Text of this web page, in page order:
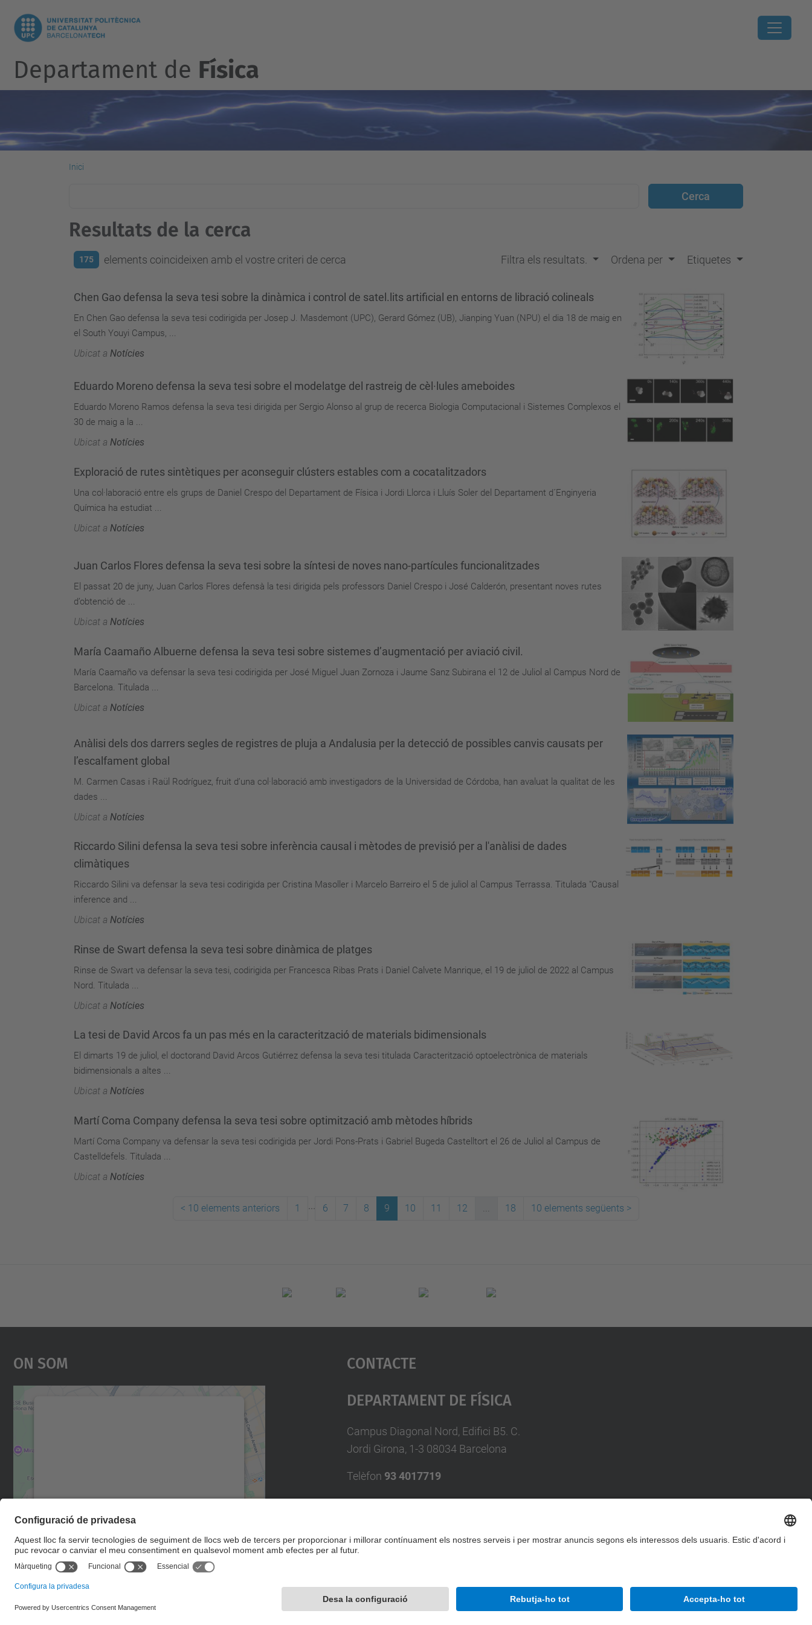
Departament de Física
Inici
Resultats de la cerca
175 elements coincideixen amb el vostre criteri de cerca Filtra els resultats. Ordena per Etiquetes
Chen Gao defensa la seva tesi sobre la dinàmica i control de satel.lits artificial en entorns de libració colineals
En Chen Gao defensa la seva tesi codirigida per Josep J. Masdemont (UPC), Gerard Gómez (UB), Jianping Yuan (NPU) el dia 18 de maig en
el South Youyi Campus, ...
Ubicat a Notícies
Eduardo Moreno defensa la seva tesi sobre el modelatge del rastreig de cèl·lules ameboides
Eduardo Moreno Ramos defensa la seva tesi dirigida per Sergio Alonso al grup de recerca Biologia Computacional i Sistemes Complexos el
30 de maig a la ...
Ubicat a Notícies
Exploració de rutes sintètiques per aconseguir clústers estables com a cocatalitzadors
Una col·laboració entre els grups de Daniel Crespo del Departament de Física i Jordi Llorca i Lluís Soler del Departament d´Enginyeria
Química ha estudiat ...
Ubicat a Notícies
Juan Carlos Flores defensa la seva tesi sobre la síntesi de noves nano-partícules funcionalitzades
El passat 20 de juny, Juan Carlos Flores defensà la tesi dirigida pels professors Daniel Crespo i José Calderón, presentant noves rutes
d’obtenció de ...
Ubicat a Notícies
María Caamaño Albuerne defensa la seva tesi sobre sistemes d’augmentació per aviació civil.
María Caamaño va defensar la seva tesi codirigida per José Miguel Juan Zornoza i Jaume Sanz Subirana el 12 de Juliol al Campus Nord de
Barcelona. Titulada ...
Ubicat a Notícies
Anàlisi dels dos darrers segles de registres de pluja a Andalusia per la detecció de possibles canvis causats per
l’escalfament global
M. Carmen Casas i Raül Rodríguez, fruit d’una col·laboració amb investigadors de la Universidad de Córdoba, han avaluat la qualitat de les
dades ...
Ubicat a Notícies
Riccardo Silini defensa la seva tesi sobre inferència causal i mètodes de previsió per a l'anàlisi de dades
climàtiques
Riccardo Silini va defensar la seva tesi codirigida per Cristina Masoller i Marcelo Barreiro el 5 de juliol al Campus Terrassa. Titulada "Causal
inference and ...
Ubicat a Notícies
Rinse de Swart defensa la seva tesi sobre dinàmica de platges
Rinse de Swart va defensar la seva tesi, codirigida per Francesca Ribas Prats i Daniel Calvete Manrique, el 19 de juliol de 2022 al Campus
Nord. Titulada ...
Ubicat a Notícies
La tesi de David Arcos fa un pas més en la caracterització de materials bidimensionals
El dimarts 19 de juliol, el doctorand David Arcos Gutiérrez defensa la seva tesi titulada Caracterització optoelectrònica de materials
bidimensionals a altes ...
Ubicat a Notícies
Martí Coma Company defensa la seva tesi sobre optimització amb mètodes híbrids
Martí Coma Company va defensar la seva tesi codirigida per Jordi Pons-Prats i Gabriel Bugeda Castelltort el 26 de Juliol al Campus de
Castelldefels. Titulada ...
Ubicat a Notícies
< 10 elements anteriors 1 ... 6 7 8 9 10 11 12 ... 18 10 elements següents >
On Som
Més Informació
Accepta
powered by
Usercentrics Consent
Contacte
Departament De Física
Campus Diagonal Nord, Edifici B5. C.
Jordi Girona, 1-3 08034 Barcelona
Telèfon 93 4017719